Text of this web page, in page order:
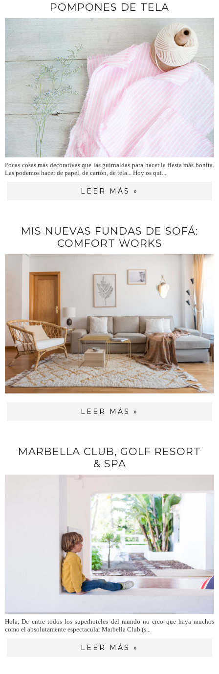
POMPONES DE TELA
Pocas cosas más decorativas que las guirnaldas para hacer la fiesta más bonita.
Las podemos hacer de papel, de cartón, de tela... Hoy os qui...
LEER MÁS »
MIS NUEVAS FUNDAS DE SOFÁ:
COMFORT WORKS
LEER MÁS »
MARBELLA CLUB, GOLF RESORT
& SPA
Hola, De entre todos los superhoteles del mundo no creo que haya muchos
como el absolutamente espectacular Marbella Club (s...
LEER MÁS »